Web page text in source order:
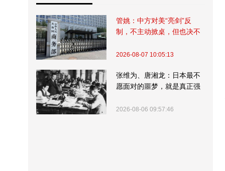
管姚：中方对美“亮剑”反
制，不主动掀桌，但也决不
2026-08-07 10:05:13
张维为、唐湘龙：日本最不
愿面对的噩梦，就是真正强
2026-08-06 09:57:46